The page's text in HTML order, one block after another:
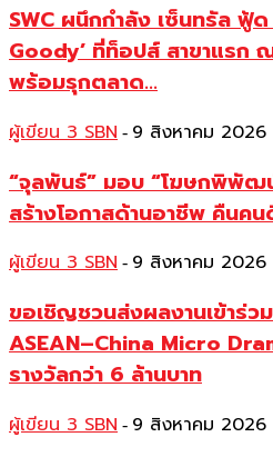
SWC ผนึกกำลัง เซ็นทรัล ฟู้
Goody’ ที่ท็อปส์ สาขาแรก
พร้อมรุกตลาด...
ผู้เขียน 3 SBN - 9 สิงหาคม 2026
“จุลพันธ์” มอบ “โฆษกพิพั
สร้างโอกาสด้านอาชีพ คืนค
ผู้เขียน 3 SBN - 9 สิงหาคม 2026
ขอเชิญชวนส่งผลงานเข้าร่ว
ASEAN–China Micro
รางวัลกว่า 6 ล้านบาท
ผู้เขียน 3 SBN - 9 สิงหาคม 2026